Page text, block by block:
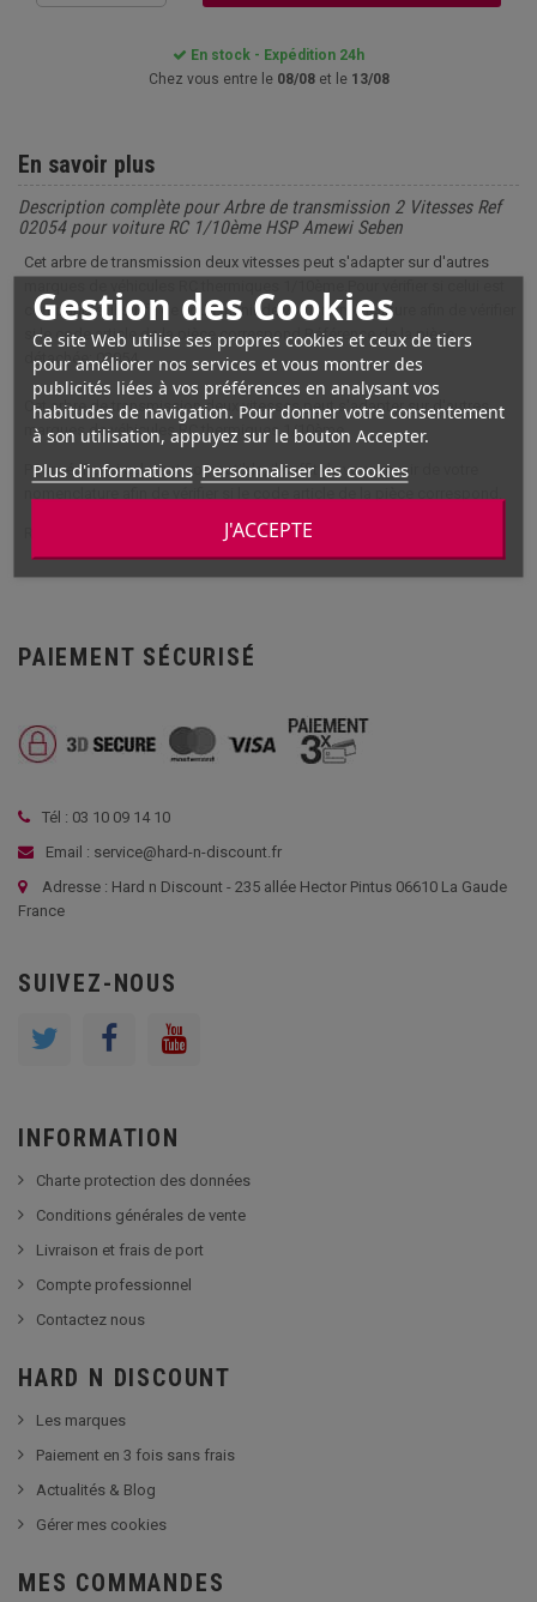
Gestion des Cookies
Ce site Web utilise ses propres cookies et ceux de tiers
pour améliorer nos services et vous montrer des
publicités liées à vos préférences en analysant vos
habitudes de navigation. Pour donner votre consentement
à son utilisation, appuyez sur le bouton Accepter.
Plus d'informations Personnaliser les cookies
J'ACCEPTE
En stock - Expédition 24h
Chez vous entre le 08/08et le 13/08
En savoir plus
Description complète pour Arbre de transmission 2 Vitesses Ref
02054 pour voiture RC 1/10ème HSP Amewi Seben
Cet arbre de transmission deux vitesses peut s'adapter sur d'autres
compatible, il suffit de vous munir de votre nomenclature afin de vérifier
si le code article de la pièce correspond.Référence de la pièce
détachée: 02054
Cet arbre de transmission deux vitesses peut s'adapter sur d'autres
marques de véhicules RC thermiques 1/10ème.
Pour vérifier si celui est compatible, il suffit de vous munir de votre
Référence de la pièce détachée: 02054
PAIEMENT SÉCURISÉ
Tél : 03 10 09 14 10
Email : service@hard-n-discount.fr
Adresse : Hard n Discount - 235 allée Hector Pintus 06610 La Gaude
France
SUIVEZ-NOUS
INFORMATION
Charte protection des données
Conditions générales de vente
Livraison et frais de port
Compte professionnel
Contactez nous
HARD N DISCOUNT
Les marques
Paiement en 3 fois sans frais
Actualités & Blog
Gérer mes cookies
MES COMMANDES